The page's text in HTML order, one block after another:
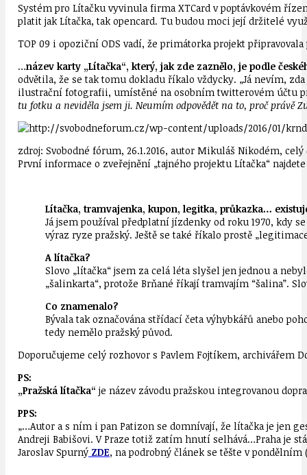
Systém pro Lítačku vyvinula firma XTCard v poptávkovém
platit jak Lítačka, tak opencard. Tu budou moci její držitelé
TOP 09 i opoziční ODS vadí, že primátorka projekt
…název karty „Lítačka“, který, jak zde zaznělo, je podle
odvětila, že se tak tomu dokladu říkalo vždycky. „Já nevím,
ilustrační fotografii, umístěné na osobním twitterovém účtu
tu fotku a neviděla jsem ji. Neumím odpovědět na to, proč právě
zdroj: Svobodné fórum, 26.1.2016, autor Mikuláš Nikodém,
První informace o zveřejnění „tajného projektu Lítačka“
Lítačka, tramvajenka, kupon, legitka, průkazka…
Já jsem používal předplatní jízdenky od roku 1970, kdy
výraz ryze pražský. Ještě se také říkalo prostě
A lítačka?
Slovo „lítačka“ jsem za celá léta slyšel jen jednou a
„šalinkarta“, protože Brňané říkají tramvajím “šalina”.
Co znamenalo?
Bývala tak označována střídací četa výhybkářů anebo
tedy nemělo pražský původ.
Doporučujeme celý rozhovor s Pavlem Fojtíkem, archivářem
PS:
„Pražská lítačka“ je název závodu pražskou integrovanou
PPS:
„…Autor a s ním i pan Patizon se domnívají, že lítačka je jen
Andreji Babišovi. V Praze totiž zatím hnutí selhává…Praha je
Jaroslav Spurný ZDE, na podrobný článek se těšte v pondělním